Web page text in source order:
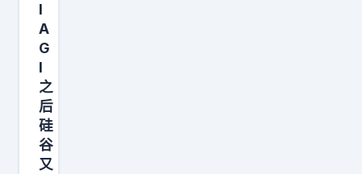
9
8
%
I
A
G
I
之
后
硅
谷
又